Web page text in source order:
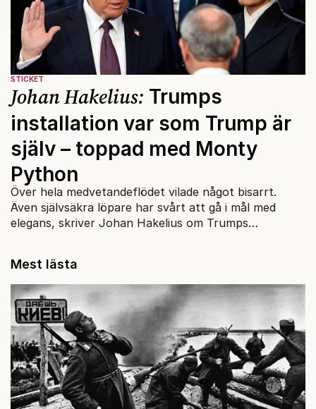
STICKET
Johan Hakelius: Trumps
installation var som Trump är
själv – toppad med Monty
Python
Över hela medvetandeflödet vilade något bisarrt.
Även självsäkra löpare har svårt att gå i mål med
elegans, skriver Johan Hakelius om Trumps
Mest lästa